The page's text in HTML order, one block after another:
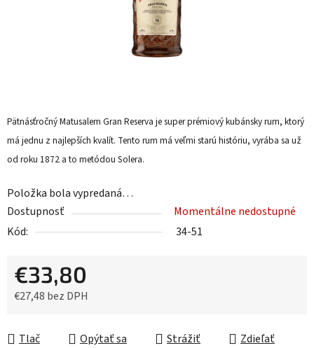
Pätnásťročný Matusalem Gran Reserva je super prémiový kubánsky rum, ktorý
má jednu z najlepších kvalít. Tento rum má veľmi starú históriu, vyrába sa už
od roku 1872 a to metódou Solera.
Položka bola vypredaná…
Dostupnosť
Momentálne nedostupné
Kód:
34-51
€33,80
€27,48 bez DPH
Tlač
Opýtať sa Strážiť Zdieľať